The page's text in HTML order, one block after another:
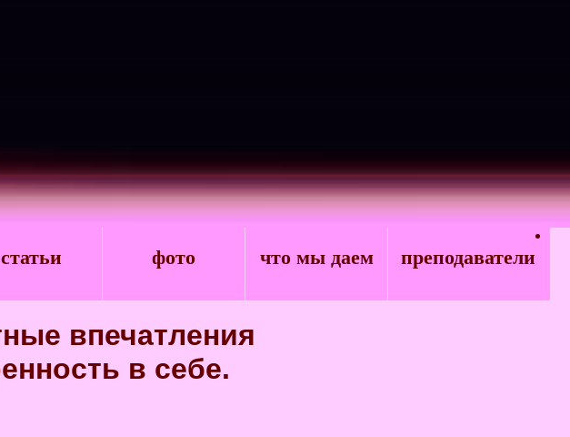
статьи фото что мы даем преподаватели
впечатления
в себе.